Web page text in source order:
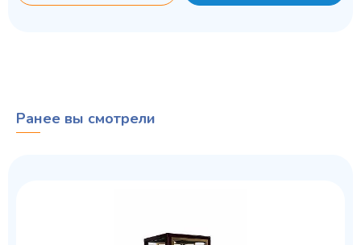
Ранее вы смотрели